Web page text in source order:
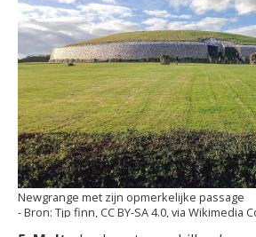
Newgrange met zijn opmerkelijke passage
Tjp finn, CC BY-SA 4.0, via Wikimedia